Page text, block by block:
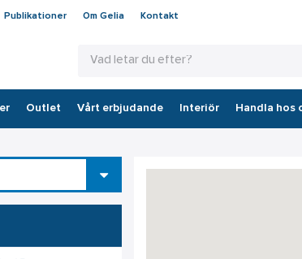
Publikationer Om Gelia Kontakt
Outlet Vårt erbjudande Interiör Handla hos